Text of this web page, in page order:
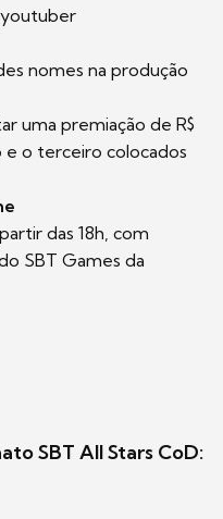
nomes na produção
uma premiação de R$
e o terceiro colocados
das 18h, com
SBT Games da
SBT All Stars CoD: